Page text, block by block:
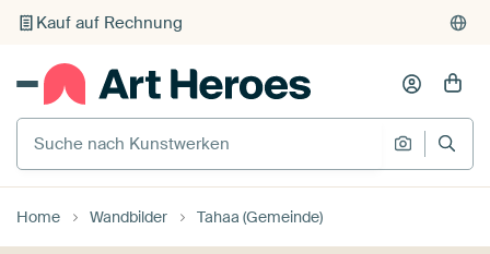
Kauf auf Rechnung
Individueller Druck auf Bestellung
Suche nach Kunstwerken
Suche
Home Wandbilder Tahaa (Gemeinde)